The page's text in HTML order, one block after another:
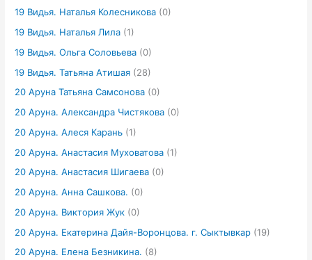
19 Видья. Наталья Колесникова (0)
19 Видья. Наталья Лила (1)
19 Видья. Ольга Соловьева (0)
19 Видья. Татьяна Атишая (28)
20 Аруна Татьяна Самсонова (0)
20 Аруна. Александра Чистякова (0)
20 Аруна. Алеся Карань (1)
20 Аруна. Анастасия Муховатова (1)
20 Аруна. Анастасия Шигаева (0)
20 Аруна. Анна Сашкова. (0)
20 Аруна. Виктория Жук (0)
20 Аруна. Екатерина Дайя-Воронцова. г. Сыктывкар (19)
20 Аруна. Елена Безникина. (8)